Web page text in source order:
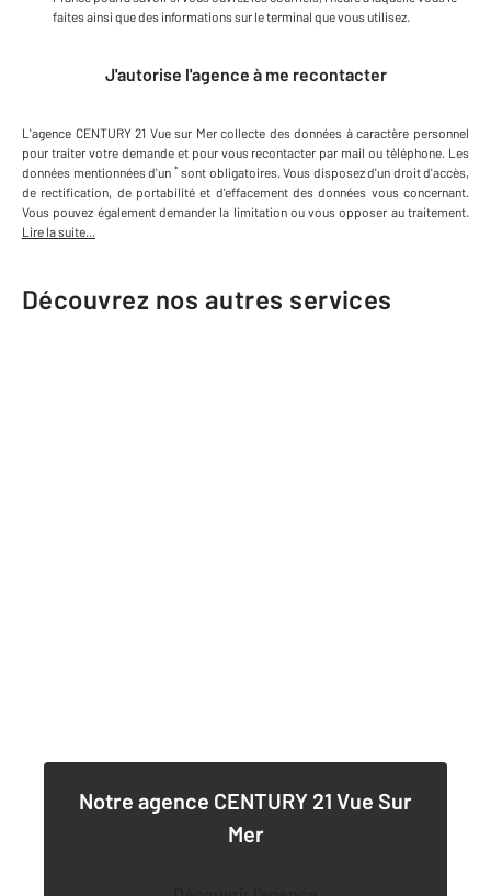
faites ainsi que des informations sur le terminal que vous utilisez.
J'autorise l'agence à me recontacter
L'agence CENTURY 21 Vue sur Mer collecte des données à caractère personnel
pour traiter votre demande et pour vous recontacter par mail ou téléphone. Les
données mentionnées d'un * sont obligatoires. Vous disposez d'un droit d'accès,
de rectification, de portabilité et d'effacement des données vous concernant.
Vous pouvez également demander la limitation ou vous opposer au traitement.
Lire la suite...
Découvrez nos autres services
Notre agence CENTURY 21 Vue Sur
Mer